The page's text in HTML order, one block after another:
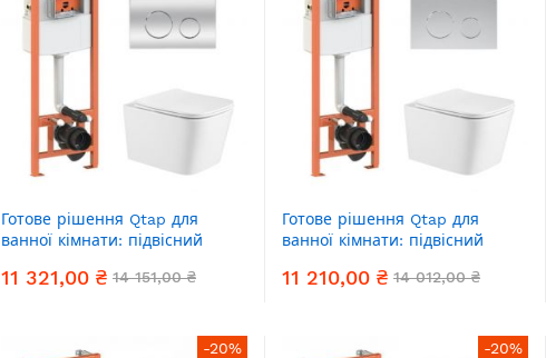
Готове рішення Qtap для
ванної кімнати: підвісний
комплект інсталяції Nest 4 в 1
11 321,00 ₴ 14 151,00 ₴
Готове рішення Qtap для
ванної кімнати: підвісний
комплект інсталяції Nest 4 в 1
11 210,00 ₴ 14 012,00 ₴
-20% -20%